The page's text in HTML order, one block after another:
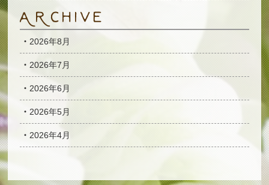
2026年8月
2026年7月
2026年6月
2026年5月
2026年4月